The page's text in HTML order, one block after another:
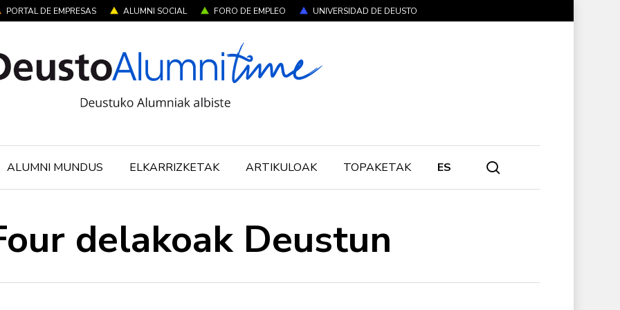
PORTAL DE EMPRESAS ALUMNI SOCIAL FORO DE EMPLEO UNIVERSIDAD DE DEUSTO
ALUMNI MUNDUS ELKARRIZKETAK ARTIKULOAK TOPAKETAK ES
delakoak Deustun